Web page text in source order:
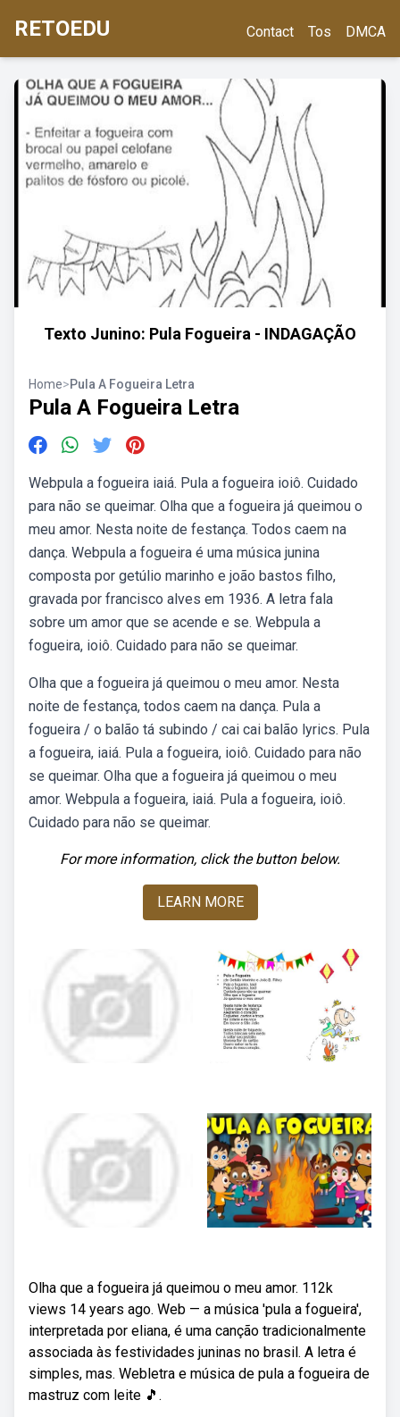
RETOEDU Contact Tos DMCA
Texto Junino: Pula Fogueira - INDAGAÇÃO
Home>Pula A Fogueira Letra
Pula A Fogueira Letra
Webpula a fogueira iaiá. Pula a fogueira ioiô. Cuidado
para não se queimar. Olha que a fogueira já queimou o
meu amor. Nesta noite de festança. Todos caem na
dança. Webpula a fogueira é uma música junina
composta por getúlio marinho e joão bastos filho,
gravada por francisco alves em 1936. A letra fala
sobre um amor que se acende e se. Webpula a
fogueira, ioiô. Cuidado para não se queimar.
Olha que a fogueira já queimou o meu amor. Nesta
noite de festança, todos caem na dança. Pula a
fogueira / o balão tá subindo / cai cai balão lyrics. Pula
a fogueira, iaiá. Pula a fogueira, ioiô. Cuidado para não
se queimar. Olha que a fogueira já queimou o meu
amor. Webpula a fogueira, iaiá. Pula a fogueira, ioiô.
Cuidado para não se queimar.
For more information, click the button below.
LEARN MORE
Olha que a fogueira já queimou o meu amor. 112k
views 14 years ago. Web — a música 'pula a fogueira',
interpretada por eliana, é uma canção tradicionalmente
associada às festividades juninas no brasil. A letra é
simples, mas. Webletra e música de pula a fogueira de
mastruz com leite 🎵.